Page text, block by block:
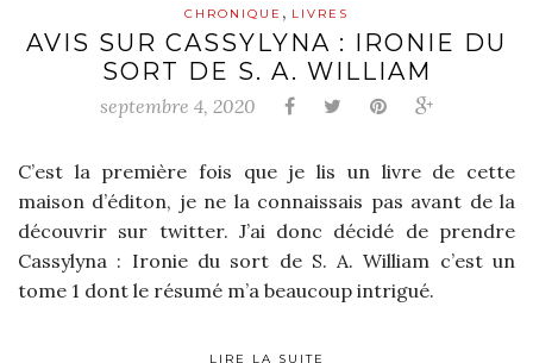
CHRONIQUE , LIVRES
AVIS SUR CASSYLYNA : IRONIE DU
SORT DE S. A. WILLIAM
septembre 4, 2020
C’est la première fois que je lis un livre de cette
maison d’éditon, je ne la connaissais pas avant de la
découvrir sur twitter. J’ai donc décidé de prendre
Cassylyna : Ironie du sort de S. A. William c’est un
tome 1 dont le résumé m’a beaucoup intrigué.
LIRE LA SUITE